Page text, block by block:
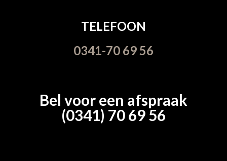
TELEFOON
0341-70 69 56
Bel voor een afspraak
(0341) 70 69 56